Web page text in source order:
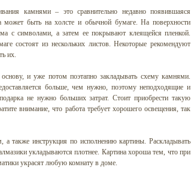
камнями – это сравнительно недавно появившаяся
может быть на холсте и обычной бумаге. На поверхности
с символами, а затем ее покрывают клеящейся пленкой.
состоят из нескольких листов. Некоторые рекомендуют
их.
и уже потом поэтапно закладывать схему камнями.
больше, чем нужно, поэтому неподходящие и
не нужно больших затрат. Стоит приобрести такую
внимание, что работа требует хорошего освещения, так
также инструкция по исполнению картины. Раскладывать
укладываются плотнее. Картина хороша тем, что при
украсят любую комнату в доме.